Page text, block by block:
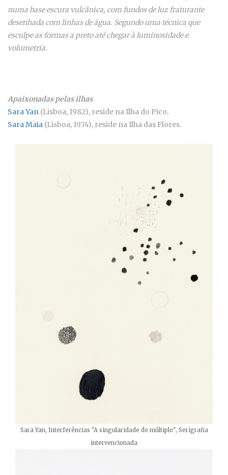
numa base escura vulcânica, com fundos de luz fraturante
desenhada com linhas de água. Segundo uma técnica que
esculpe as formas a preto até chegar à luminosidade e
volumetria.
Apaixonadas pelas ilhas
Sara Yan (Lisboa, 1982), reside na Ilha do Pico.
Sara Maia (Lisboa, 1974), reside na Ilha das Flores.
Sara Yan, Interferências "A singularidade do múltiplo", Serigrafia
intervencionada